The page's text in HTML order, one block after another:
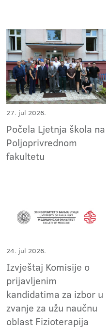
27. jul 2026.
Počela Ljetnja škola na
Poljoprivrednom
fakultetu
24. jul 2026.
Izvještaj Komisije o
prijavljenim
kandidatima za izbor u
zvanje za užu naučnu
oblast Fizioterapija